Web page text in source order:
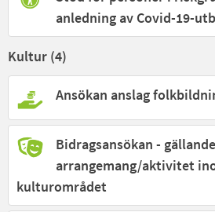
anledning av Covid-19-
Kultur (4)
Ansökan anslag
Bidragsansökan - gällande
arrangemang/aktivitet
kulturområdet